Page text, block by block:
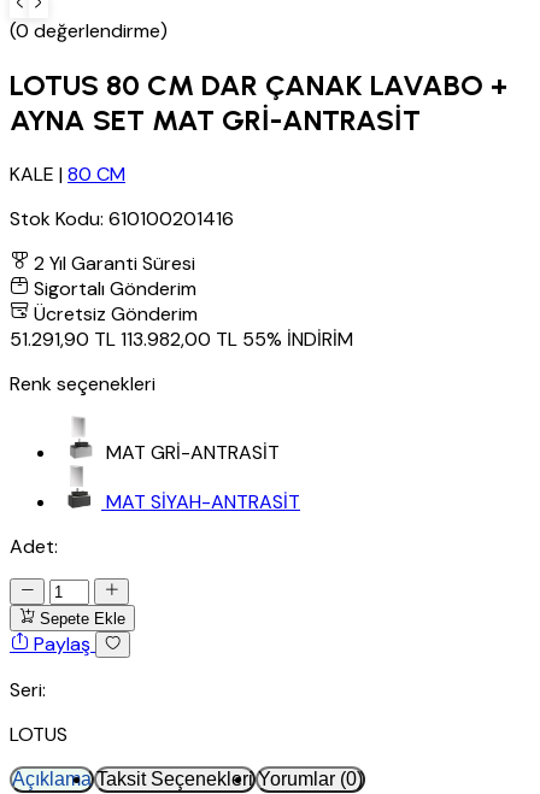
(0 değerlendirme)
LOTUS 80 CM DAR ÇANAK LAVABO +
AYNA SET MAT GRİ-ANTRASİT
KALE |80 CM
Stok Kodu: 610100201416
2 Yıl Garanti Süresi
Sigortalı Gönderim
Ücretsiz Gönderim
51.291,90 TL113.982,00 TL 55% İNDİRİM
Renk seçenekleri
MAT GRİ-ANTRASİT
MAT SİYAH-ANTRASİT
Adet:
Sepete Ekle
Paylaş
Seri:
LOTUS
Açıklama Taksit Seçenekleri Yorumlar (0)